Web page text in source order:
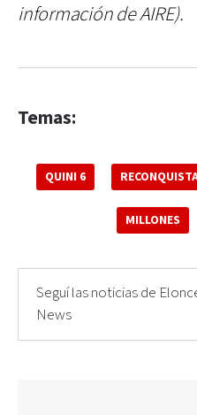
información de AIRE).
Temas:
QUINI 6
MILLONES
Seguí las noticias de
News